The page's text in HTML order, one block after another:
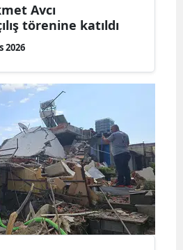
Çorum
Diyarbakır
Edirne
Elazığ
Erzincan
Avcı
törenine katıldı
2026